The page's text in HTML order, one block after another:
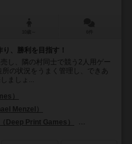
、勝利を目指す！
し、隣の村同士で競う2人用ゲー
の状況をうまく管理し、できあ
ましょ...
）
Menzel）
Deep Print Games）